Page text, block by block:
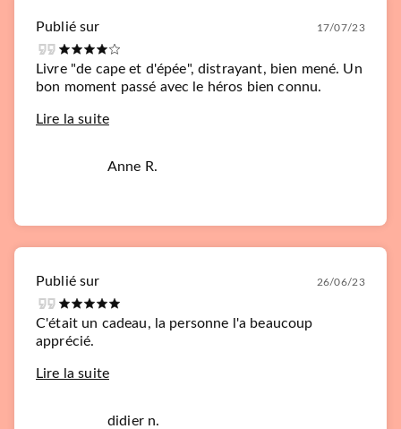
Publié sur 17/07/23
Livre "de cape et d'épée", distrayant, bien mené. Un
bon moment passé avec le héros bien connu.
Lire la suite
Anne R.
Publié sur 26/06/23
C'était un cadeau, la personne l'a beaucoup
apprécié.
Lire la suite
didier n.